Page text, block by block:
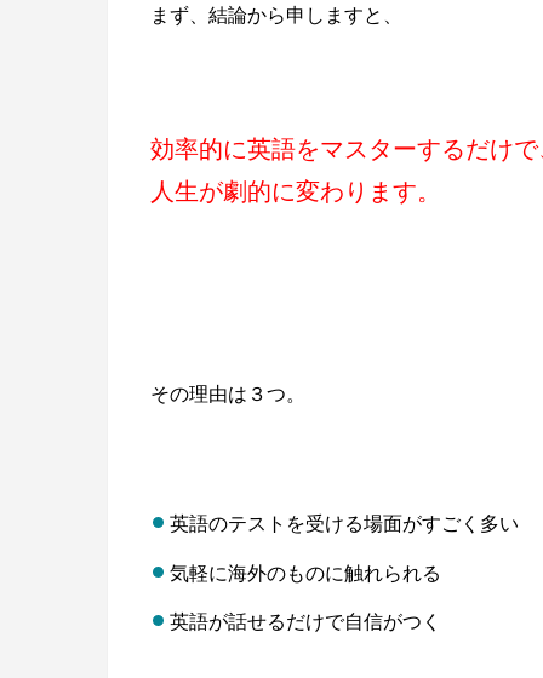
まず、結論から申しますと、
効率的に英語をマスターするだけで
人生が劇的に変わります。
その理由は３つ。
英語のテストを受ける場面がすごく多い
気軽に海外のものに触れられる
英語が話せるだけで自信がつく